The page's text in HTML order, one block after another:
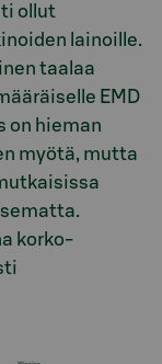
ollut
lainoille.
taalaa
EMD
on hieman
myötä, mutta
korko-